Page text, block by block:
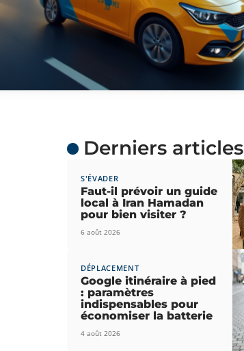
Derniers articles
S'ÉVADER
Faut-il prévoir un guide
local à Iran Hamadan
pour bien visiter ?
6 août 2026
DÉPLACEMENT
Google itinéraire à pied
: paramètres
indispensables pour
économiser la batterie
4 août 2026